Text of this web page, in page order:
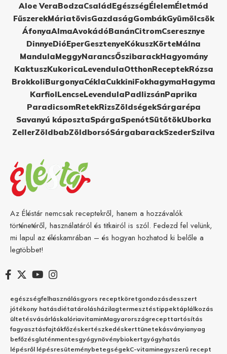
Aloe VeraBodzaCsaládEgészségÉlelemÉletmód
FűszerekMáriatövisGazdaságGombákGyümölcsök
ÁfonyaAlmaAvokádóBanánCitromCseresznye
DinnyeDióEperGesztenyeKókuszKörteMálna
MandulaMeggyNarancsŐszibarackHagyomány
KaktuszKukoricaLevendulaOtthonReceptekRózsa
BrokkoliBurgonyaCéklaCukkiniFokhagymaHagyma
KarfiolLencseLevendulaPadlizsánPaprika
ParadicsomRetekRizsZöldségekSárgarépa
Savanyú káposztaSpárgaSpenótSütőtökUborka
ZellerZöldbabZöldborsóSárgabarackSzederSzilva
Az Éléstár nemcsak receptekről, hanem a hozzávalók
történetéről, használatáról és titkairól is szól. Fedezd fel velünk,
mi lapul az éléskamrában – és hogyan hozhatod ki belőle a
legtöbbet!
egészségfelhasználásgyors receptköretgondozásdesszert
jótékony hatásdiétatárolásházilagtermesztéstippektáplálkozás
ültetésvásárláskalóriavitaminMagyarországrecepttartósítás
fagyasztásfajtákfőzéskertészkedéskerttünetekásványianyag
befőzésgluténmentesgyógynövénybiokertgyógyhatás
lépésről lépésresüteménybetegségekC-vitaminegyszerű recept